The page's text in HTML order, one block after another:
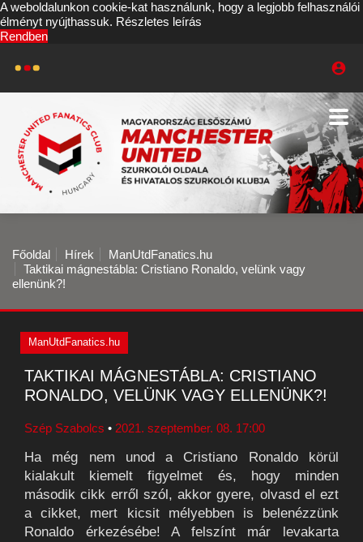
A weboldalunkon cookie-kat használunk, hogy a legjobb felhasználói
élményt nyújthassuk. Részletes leírás
Rendben
Főoldal Hírek
ManUtdFanatics.hu
Taktikai mágnestábla: Cristiano Ronaldo, velünk vagy
ellenünk?!
ManUtdFanatics.hu
TAKTIKAI MÁGNESTÁBLA: CRISTIANO
RONALDO, VELÜNK VAGY ELLENÜNK?!
Szép Szabolcs • 2021. szeptember. 08. 17:00
Ha még nem unod a Cristiano Ronaldo körül
kialakult kiemelt figyelmet és, hogy minden
második cikk erről szól, akkor gyere, olvasd el ezt
a cikket, mert kicsit mélyebben is belenézzünk
Ronaldo érkezésébe! A felszínt már levakarta